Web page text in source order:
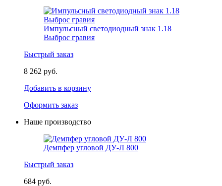
Импульсный светодиодный знак 1.18
Выброс гравия
Быстрый заказ
8 262 руб.
Добавить в корзину
Оформить заказ
Наше производство
Демпфер угловой ДУ-Л 800
Быстрый заказ
684 руб.